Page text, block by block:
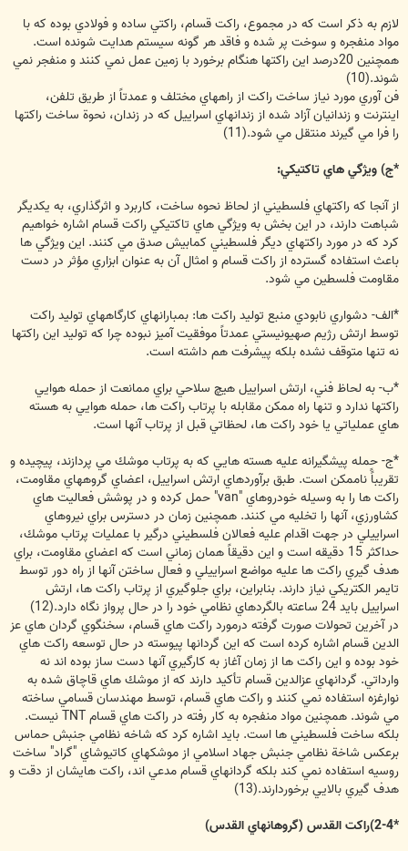
لازم به ذكر است كه در مجموع، راكت قسام، راكتي ساده و فولادي بوده كه با
مواد منفجره و سوخت پر شده و فاقد هر گونه سيستم هدايت شونده است.
همچنين 20درصد اين راكتها هنگام برخورد با زمين عمل نمي كنند و منفجر نمي
شوند.(10)
فن آوري مورد نياز ساخت راكت از راههاي مختلف و عمدتاً از طريق تلفن،
اينترنت و زندانيان آزاد شده از زندانهاي اسراييل كه در زندان، نحوة ساخت راكتها
را فرا مي گيرند منتقل مي شود.(11)
*ج) ويژگي هاي تاكتيكي:
از آنجا كه راكتهاي فلسطيني از لحاظ نحوه ساخت، كاربرد و اثرگذاري، به يكديگر
شباهت دارند، در اين بخش به ويژگي هاي تاكتيكي راكت قسام اشاره خواهيم
كرد كه در مورد راكتهاي ديگر فلسطيني كمابيش صدق مي كنند. اين ويژگي ها
باعث استفاده گسترده از راكت قسام و امثال آن به عنوان ابزاري مؤثر در دست
مقاومت فلسطين مي شود.
*الف- دشواري نابودي منبع توليد راكت ها: بمبارانهاي كارگاههاي توليد راكت
توسط ارتش رژيم صهيونيستي عمدتاً موفقيت آميز نبوده چرا كه توليد اين راكتها
نه تنها متوقف نشده بلكه پيشرفت هم داشته است.
*ب- به لحاظ فني، ارتش اسراييل هيچ سلاحي براي ممانعت از حمله هوايي
راكتها ندارد و تنها راه ممكن مقابله با پرتاب راكت ها، حمله هوايي به هسته
هاي عملياتي يا خود راكت ها، لحظاتي قبل از پرتاب آنها است.
*ج- حمله پيشگيرانه عليه هسته هايي كه به پرتاب موشك مي پردازند، پيچيده و
تقريباًً ناممكن است. طبق برآوردهاي ارتش اسراييل، اعضاي گروههاي مقاومت،
راكت ها را به وسيله خودروهاي "van" حمل كرده و در پوشش فعاليت هاي
كشاورزي، آنها را تخليه مي كنند. همچنين زمان در دسترس براي نيروهاي
اسراييلي در جهت اقدام عليه فعالان فلسطيني درگير با عمليات پرتاب موشك،
حداكثر 15 دقيقه است و اين دقيقاً همان زماني است كه اعضاي مقاومت، براي
هدف گيري راكت ها عليه مواضع اسراييلي و فعال ساختن آنها از راه دور توسط
تايمر الكتريكي نياز دارند. بنابراين، براي جلوگيري از پرتاب راكت ها، ارتش
اسراييل بايد 24 ساعته بالگردهاي نظامي خود را در حال پرواز نگاه دارد.(12)
در آخرين تحولات صورت گرفته درمورد راكت هاي قسام، سخنگوي گردان هاي عز
الدين قسام اشاره كرده است كه اين گردانها پيوسته در حال توسعه راكت هاي
خود بوده و اين راكت ها از زمان آغاز به كارگيري آنها دست ساز بوده اند نه
وارداتي. گردانهاي عزالدين قسام تأكيد دارند كه از موشك هاي قاچاق شده به
نوارغزه استفاده نمي كنند و راكت هاي قسام، توسط مهندسان قسامي ساخته
مي شوند. همچنين مواد منفجره به كار رفته در راكت هاي قسام TNT نيست.
بلكه ساخت فلسطيني ها است. بايد اشاره كرد كه شاخه نظامي جنبش حماس
برعكس شاخة نظامي جنبش جهاد اسلامي از موشكهاي كاتيوشاي "گراد" ساخت
روسيه استفاده نمي كند بلكه گردانهاي قسام مدعي اند، راكت هايشان از دقت و
هدف گيري بالايي برخوردارند.(13)
*2-4)راكت القدس (گروهانهاي القدس)